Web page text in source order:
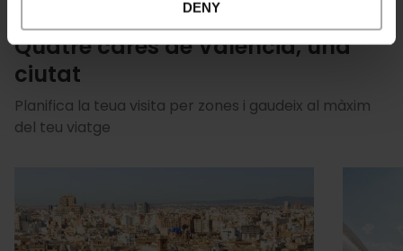
DENY
Quatre cares de València, una
ciutat
Planifica la teua visita per zones i gaudeix al màxim
del teu viatge